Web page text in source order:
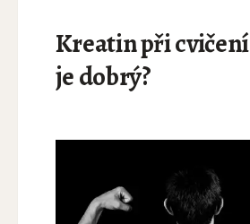
Kreatin při
je dobrý?